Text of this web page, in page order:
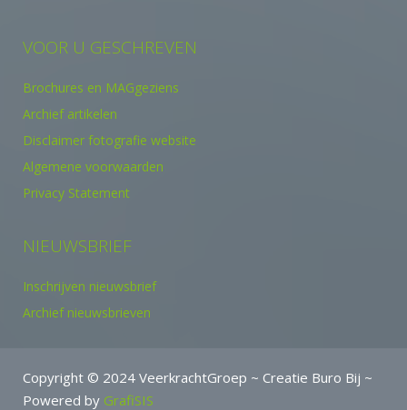
VOOR U GESCHREVEN
Brochures en MAGgeziens
Archief artikelen
Disclaimer fotografie website
Algemene voorwaarden
Privacy Statement
NIEUWSBRIEF
Inschrijven nieuwsbrief
Archief nieuwsbrieven
Copyright © 2024 VeerkrachtGroep ~ Creatie Buro Bij ~
Powered by GrafiSIS